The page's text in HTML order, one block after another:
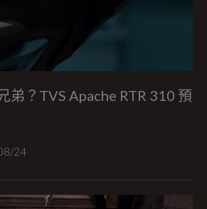
弟？TVS Apache RTR 310 預
24